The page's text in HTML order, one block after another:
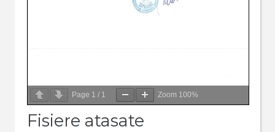
Page 1 / 1 Zoom 100%
Fisiere atasate